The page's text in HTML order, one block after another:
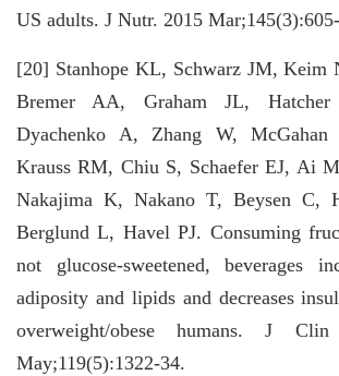
US adults. J Nutr. 2015
[20] Stanhope KL, Schwarz JM, Keim
Bremer AA, Graham JL,
Dyachenko A, Zhang W,
Krauss RM, Chiu S, Schaefer EJ, Ai
Nakajima K, Nakano T, Beysen C,
Berglund L, Havel PJ. Consuming
not glucose-sweetened, beverages
adiposity and lipids and decreases
overweight/obese humans. J
May;119(5):1322-34.